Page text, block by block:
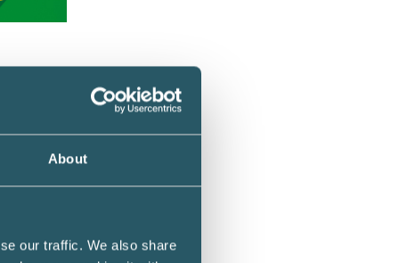
About
our traffic. We also share